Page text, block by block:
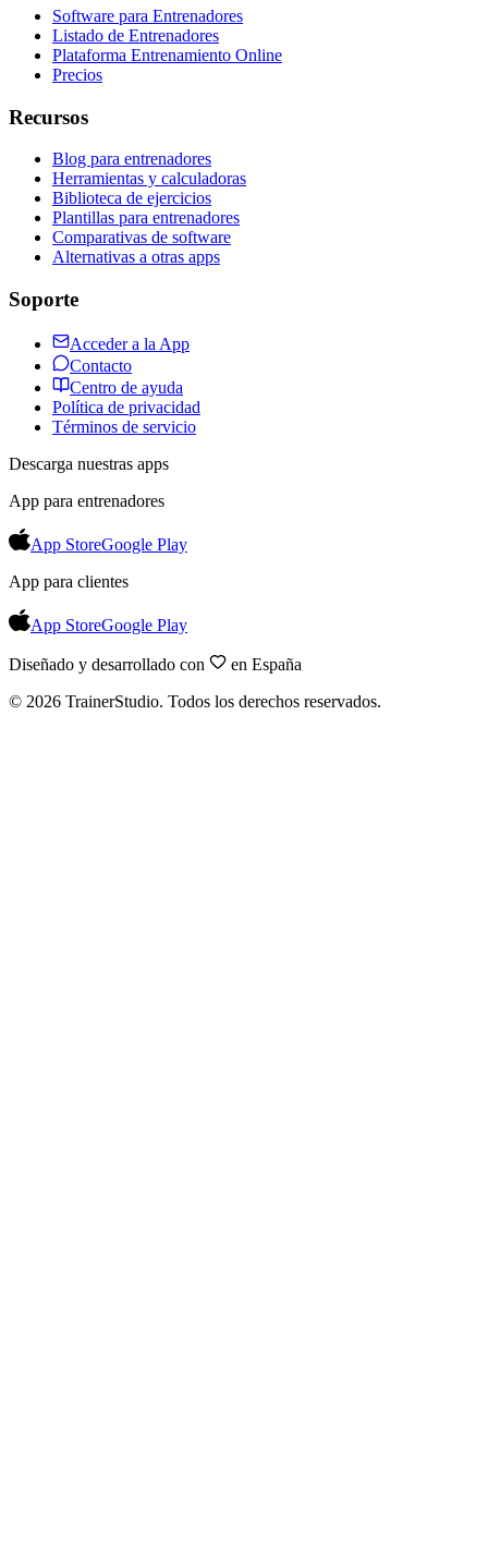
Software para Entrenadores
Listado de Entrenadores
Plataforma Entrenamiento Online
Precios
Recursos
Blog para entrenadores
Herramientas y calculadoras
Biblioteca de ejercicios
Plantillas para entrenadores
Comparativas de software
Alternativas a otras apps
Soporte
Acceder a la App
Contacto
Centro de ayuda
Política de privacidad
Términos de servicio
Descarga nuestras apps
App para entrenadores
App StoreGoogle Play
App para clientes
App StoreGoogle Play
Diseñado y desarrollado con
en España
© 2026 TrainerStudio. Todos los derechos reservados.